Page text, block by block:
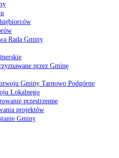
Rada Gminy
przez Gminę
Gminy Tarnowo Podgórne
Lokalnego
przestrzenne
projektów
Gminy